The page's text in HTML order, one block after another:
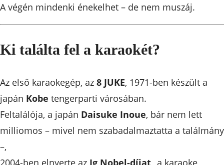
A végén mindenki énekelhet – de nem muszáj.
Ki találta fel a karaokét?
Az első karaokegép, az 8 JUKE, 1971-ben készült a
japán Kobe tengerparti városában.
Feltalálója, a japán Daisuke Inoue, bár nem lett
milliomos – mivel nem szabadalmaztatta a
–,
2004-ben elnyerte az Ig Nobel-díjat „a karaoke